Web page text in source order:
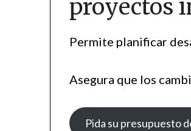
proyectos
Permite planificar
Asegura que los
Pida su presupuesto